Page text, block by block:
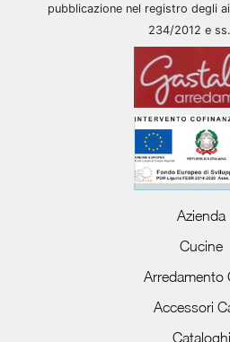
pubblicazione nel registro degli
234/2012 e
Azienda
Cucine
Arredamento
Accessori
Cataloghi